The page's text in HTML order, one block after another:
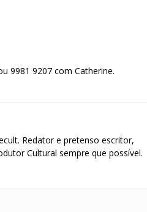
9981 9207 com Catherine.
Redator e pretenso escritor,
Cultural sempre que possível.